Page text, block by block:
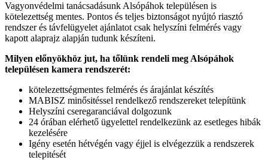
Vagyonvédelmi tanácsadásunk Alsópáhok településen is
kötelezettség mentes. Pontos és teljes biztonságot nyújtó riasztó
rendszer és távfelügyelet ajánlatot csak helyszíni felmérés vagy
kapott alaprajz alapján tudunk készíteni.
Milyen előnyökhöz jut, ha tőlünk rendeli meg Alsópáhok
településen kamera rendszerét:
kötelezettségmentes felmérés és árajánlat készítés
MABISZ minősitéssel rendelkező rendszereket telepítünk
Helyszíni cseregaranciával dolgozunk
24 órában elérhető ügyelettel rendelkezünk az esetleges hibák
kezelésére
Igény esetén hétvégén vagy éjjel is elvégezzük a rendszerek
telepitését